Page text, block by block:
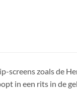
screens zoals de
in een rits in de